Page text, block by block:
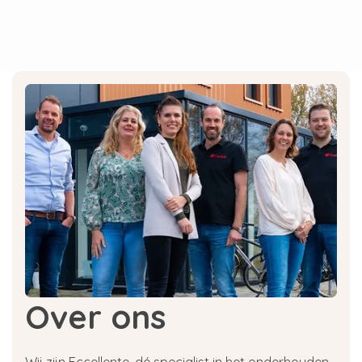
machine, maar kan ook schadelijk zijn voor uw
gezondheid doordat de restjes van het koffievet
in de koffie komen. Door je Neff koffiemachine
te reinigen met Neff reinigingstabletten worden
schadelijke restjes verwijdert. Daarnaast maken
deze Neff reinigingstabletten de leidingen en
zetgroep van je Neff koffiemachine schoon.
Waarom moet ik de Neff
reinigingstabletten bij Eccellente
bestellen?
Eccellente is marktleider in Nederland en België
Over ons